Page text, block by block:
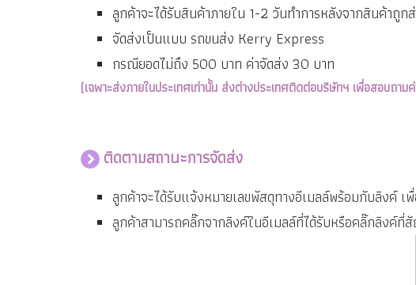
ลูกค้าจะได้รับสินค้าภายใน 1-2 วันทำการหลังจากสินค้าถูก
จัดส่งเป็นแบบ รถขนส่ง Kerry Express
กรณียอดไม่ถึง 500 บาท ค่าจัดส่ง 30 บาท
(เฉพาะส่งภายในประเทศเท่านั้น ส่งต่างประเทศติดต่อบริษัทฯ เพื่อสอบถาม
ติดตามสถานะการจัดส่ง
ลูกค้าจะได้รับแจ้งหมายเลขพัสดุทางอีเมลล์พร้อมกับลิงค์ เ
ลูกค้าสามารถคลิ๊กจากลิงค์ในอีเมลล์ที่ได้รับหรือคลิ๊กลิงค์